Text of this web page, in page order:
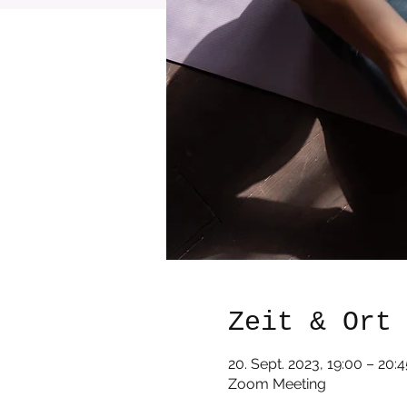
Zeit & Ort
20. Sept. 2023, 19:00 –
Zoom Meeting